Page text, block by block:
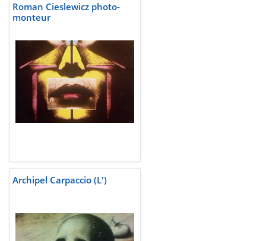
Roman Cieslewicz photo-
monteur
Archipel Carpaccio (L')